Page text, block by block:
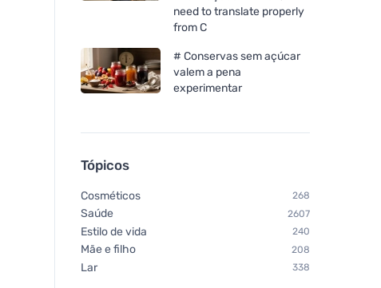
need to translate properly
from C
# Conservas sem açúcar
valem a pena
experimentar
Tópicos
Cosméticos 268
Saúde 2607
Estilo de vida 240
Mãe e filho 208
Lar 338